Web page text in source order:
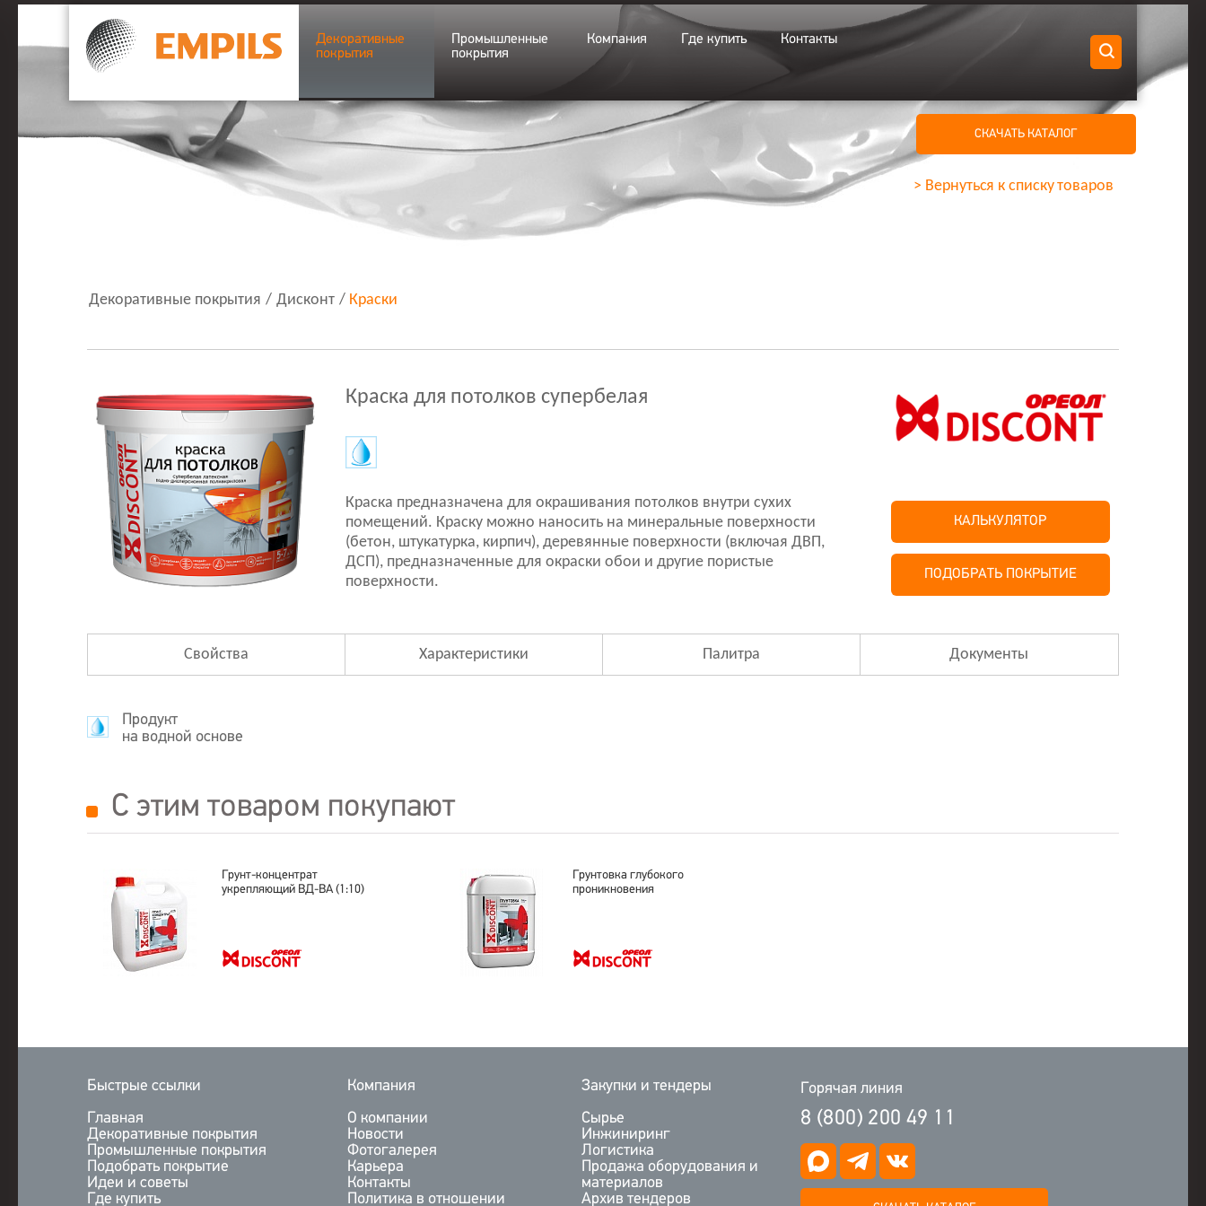
Декоративные
покрытия
Промышленные
покрытия
Компания Где купить Контакты
Декоративные покрытия / Дисконт / Краски
СКАЧАТЬ КАТАЛОГ
> Вернуться к списку товаров
Краска для потолков супербелая
Краска предназначена для окрашивания потолков внутри сухих
помещений. Краску можно наносить на минеральные поверхности
(бетон, штукатурка, кирпич), деревянные поверхности (включая ДВП,
ДСП), предназначенные для окраски обои и другие пористые
поверхности.
КАЛЬКУЛЯТОР
ПОДОБРАТЬ ПОКРЫТИЕ
Свойства Характеристики Палитра Документы
Продукт
на водной основе
С этим товаром покупают
Грунт-концентрат
укрепляющий ВД-ВА (1:10)
Грунтовка глубокого
проникновения
Быстрые ссылки
Главная
Декоративные покрытия
Промышленные покрытия
Подобрать покрытие
Идеи и советы
Где купить
Компания
О компании
Новости
Фотогалерея
Карьера
Контакты
Политика в отношении
Закупки и тендеры
Сырье
Инжиниринг
Логистика
Продажа оборудования и
материалов
Архив тендеров
Горячая линия
8 (800) 200 49 11